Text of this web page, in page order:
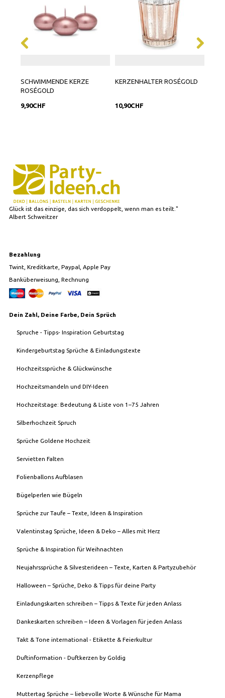
SCHWIMMENDE KERZE
ROSÉGOLD
9,90CHF
KERZENHALTER ROSÉGOLD
10,90CHF
Glück ist das einzige, das sich verdoppelt, wenn man es teilt."
Albert Schweitzer
Bezahlung
Twint, Kreditkarte, Paypal, Apple Pay
Banküberweisung, Rechnung
Dein Zahl, Deine Farbe, Dein Sprüch
Spruche - Tipps- Inspiration Geburtstag
Kindergeburtstag Sprüche & Einladungstexte
Hochzeitssprüche & Glückwünsche
Hochzeitsmandeln und DIY-Ideen
Hochzeitstage: Bedeutung & Liste von 1–75 Jahren
Silberhochzeit Spruch
Sprüche Goldene Hochzeit
Servietten Falten
Folienballons Aufblasen
Bügelperlen wie Bügeln
Sprüche zur Taufe – Texte, Ideen & Inspiration
Valentinstag Sprüche, Ideen & Deko – Alles mit Herz
Sprüche & Inspiration für Weihnachten
Neujahrssprüche & Silvesterideen – Texte, Karten & Partyzubehör
Halloween – Sprüche, Deko & Tipps für deine Party
Einladungskarten schreiben – Tipps & Texte für jeden Anlass
Dankeskarten schreiben – Ideen & Vorlagen für jeden Anlass
Takt & Tone international - Etikette & Feierkultur
Duftinformation - Duftkerzen by Goldig
Kerzenpflege
Muttertag Sprüche – liebevolle Worte & Wünsche für Mama